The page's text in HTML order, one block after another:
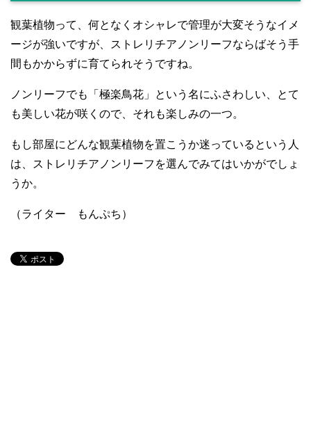
観葉植物って、何となくオシャレで管理が大変そうなイメ
ージが強いですが、ストレリチアノンリーフならばそう手
間もかからずに育てられそうですね。
ノンリーフでも「極楽鳥花」という名にふさわしい、とて
も美しい花が咲くので、それも楽しみの一つ。
もし部屋にどんな観葉植物を置こうか迷っているという人
は、ストレリチアノンリーフを選んでみてはいかがでしょ
うか。
（ライター もんぷち）